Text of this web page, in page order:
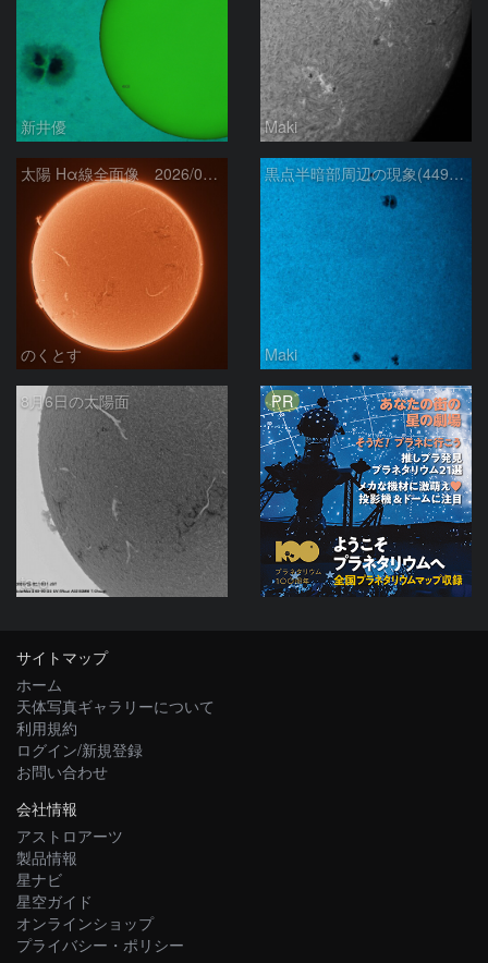
新井優 Maki
太陽 Hα線全面像 2026/08/06
のくとす
黒点半暗部周辺の現象(4498、4502付近)8/6
Maki
8月6日の太陽面
ta-o
PR
サイトマップ
ホーム
天体写真ギャラリーについて
利用規約
ログイン/新規登録
お問い合わせ
会社情報
アストロアーツ
製品情報
星ナビ
星空ガイド
オンラインショップ
プライバシー・ポリシー